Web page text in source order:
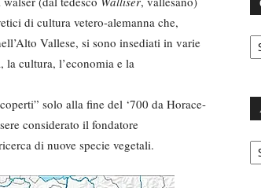
di cultura vetero-alemanna che,
Vallese, si sono insediati in varie
cultura, l’economia e la
solo alla fine del ‘700 da Horace-
considerato il fondatore
di nuove specie vegetali.